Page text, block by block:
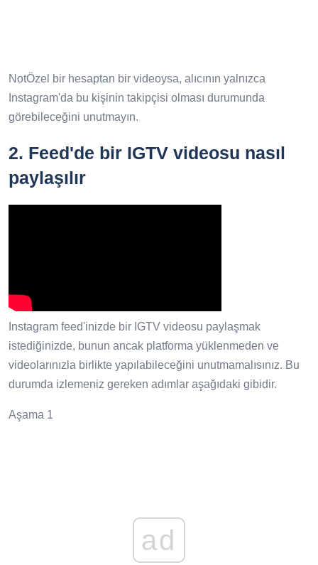
NotÖzel bir hesaptan bir videoysa, alıcının yalnızca
Instagram'da bu kişinin takipçisi olması durumunda
görebileceğini unutmayın.
2. Feed'de bir IGTV videosu nasıl
paylaşılır
Instagram feed'inizde bir IGTV videosu paylaşmak
istediğinizde, bunun ancak platforma yüklenmeden ve
videolarınızla birlikte yapılabileceğini unutmamalısınız. Bu
durumda izlemeniz gereken adımlar aşağıdaki gibidir.
Aşama 1
ad